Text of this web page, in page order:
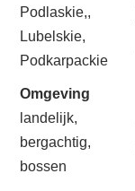
Podlaskie,,
Lubelskie,
Podkarpackie
Omgeving
landelijk,
bergachtig,
bossen